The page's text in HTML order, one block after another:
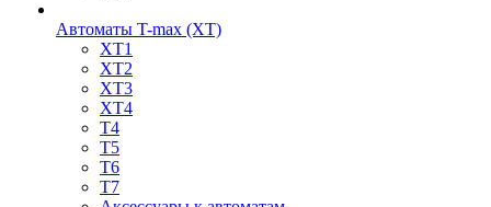
Автоматы T-max (XT)
XT1
XT2
XT3
XT4
T4
T5
T6
T7